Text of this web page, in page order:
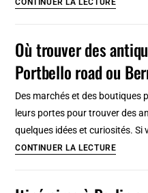
en
étapes
:
pied
jours
étapes]
Où trouver des
Portbello road ou
Des marchés et des boutiques
leurs portes pour trouver des
quelques idées et curiosités. Si
CONTINUER LA LECTUREOù